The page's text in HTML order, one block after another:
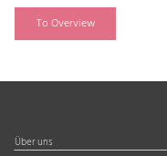
To Overview
Über uns